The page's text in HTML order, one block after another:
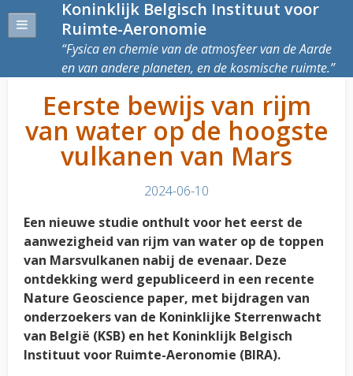
Koninklijk Belgisch Instituut voor
Ruimte-Aeronomie
Fysica en chemie van de atmosfeer van de Aarde
en van andere planeten, en de kosmische ruimte.
Eerste bewijs van rijm
van water op de hoogste
vulkanen van Mars
2024-06-10
Een nieuwe studie onthult voor het eerst de
aanwezigheid van rijm van water op de toppen
van Marsvulkanen nabij de evenaar. Deze
ontdekking werd gepubliceerd in een recente
Nature Geoscience paper, met bijdragen van
onderzoekers van de Koninklijke Sterrenwacht
van België (KSB) en het Koninklijk Belgisch
Instituut voor Ruimte-Aeronomie (BIRA).